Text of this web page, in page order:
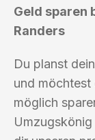
Geld sparen
Randers
Du planst
und möchtest
möglich
Umzugskönig